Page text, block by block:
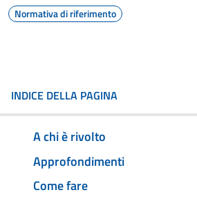
Normativa di riferimento
INDICE DELLA PAGINA
A chi è rivolto
Approfondimenti
Come fare